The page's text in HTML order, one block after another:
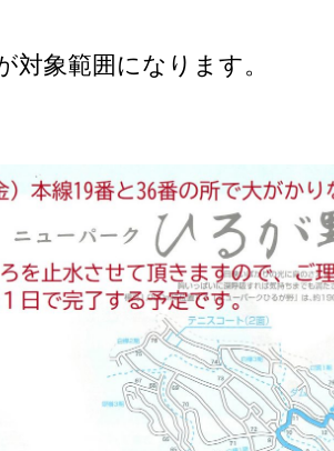
対象範囲になります。